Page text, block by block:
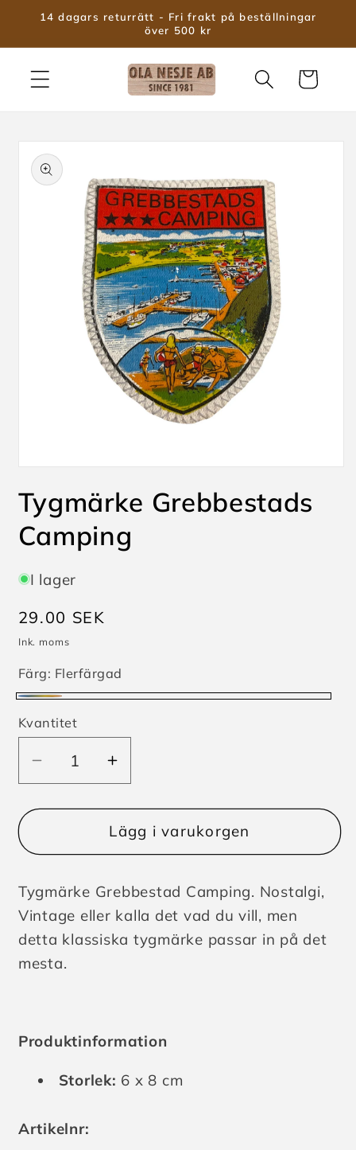
vidare
innehåll
14 dagars returrätt - Fri frakt på beställningar
över 500 kr
Varukorg
vidare till
1
modalfönster
Tygmärke Grebbestads
Camping
I lager
Ordinarie
pris
29.00 SEK
Ink. moms
Färg: Flerfärgad
Kvantitet
Minska
kvantitet
för
Tygmärke
Grebbestads
Öka
kvantitet
för
Tygmärke
Grebbestads
Lägg i varukorgen
Tygmärke Grebbestad Camping. Nostalgi,
Vintage eller kalla det vad du vill, men
detta klassiska tygmärke passar in på det
mesta.
Produktinformation
Storlek: 6 x 8 cm
Artikelnr: